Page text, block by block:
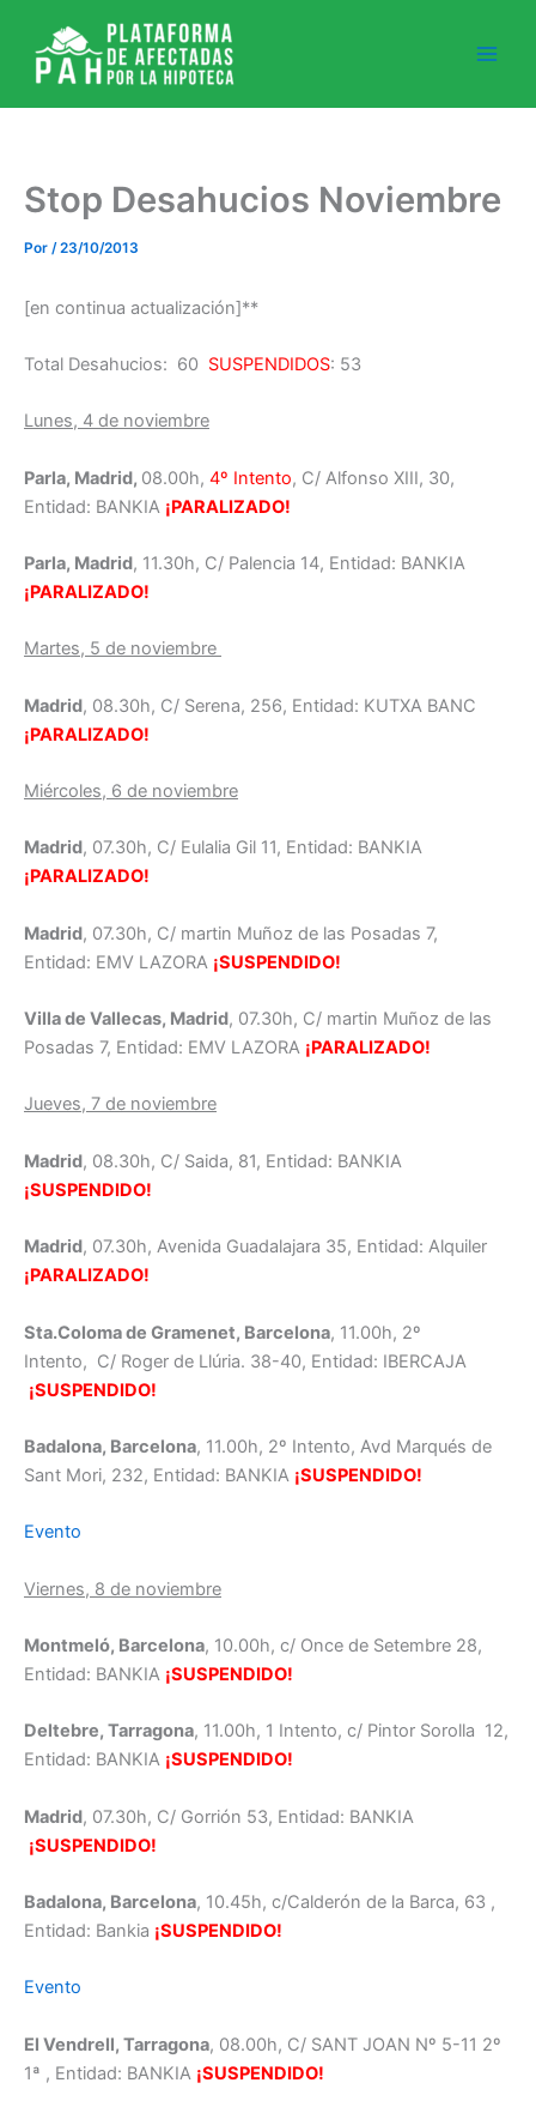
contenido
Stop Desahucios Noviembre
Por /23/10/2013
[en continua actualización]**
Total Desahucios: 60 SUSPENDIDOS: 53
Lunes, 4 de noviembre
Parla, Madrid, 08.00h, 4º Intento, C/ Alfonso XIII, 30,
Entidad: BANKIA ¡PARALIZADO!
Parla, Madrid, 11.30h, C/ Palencia 14, Entidad: BANKIA
¡PARALIZADO!
Martes, 5 de noviembre
Madrid, 08.30h, C/ Serena, 256, Entidad: KUTXA BANC
¡PARALIZADO!
Miércoles, 6 de noviembre
Madrid, 07.30h, C/ Eulalia Gil 11, Entidad: BANKIA
¡PARALIZADO!
Madrid, 07.30h, C/ martin Muñoz de las Posadas 7,
Entidad: EMV LAZORA ¡SUSPENDIDO!
Villa de Vallecas, Madrid, 07.30h, C/ martin Muñoz de las
Posadas 7, Entidad: EMV LAZORA ¡PARALIZADO!
Jueves, 7 de noviembre
Madrid, 08.30h, C/ Saida, 81, Entidad: BANKIA
¡SUSPENDIDO!
Madrid, 07.30h, Avenida Guadalajara 35, Entidad: Alquiler
¡PARALIZADO!
Sta.Coloma de Gramenet, Barcelona, 11.00h, 2º
Intento, C/ Roger de Llúria. 38-40, Entidad: IBERCAJA
¡SUSPENDIDO!
Badalona, Barcelona, 11.00h, 2º Intento, Avd Marqués de
Sant Mori, 232, Entidad: BANKIA ¡SUSPENDIDO!
Evento
Viernes, 8 de noviembre
Montmeló, Barcelona, 10.00h, c/ Once de Setembre 28,
Entidad: BANKIA ¡SUSPENDIDO!
Deltebre, Tarragona, 11.00h, 1 Intento, c/ Pintor Sorolla 12,
Entidad: BANKIA ¡SUSPENDIDO!
Madrid, 07.30h, C/ Gorrión 53, Entidad: BANKIA
¡SUSPENDIDO!
Badalona, Barcelona, 10.45h, c/Calderón de la Barca, 63 ,
Entidad: Bankia ¡SUSPENDIDO!
Evento
El Vendrell, Tarragona, 08.00h, C/ SANT JOAN Nº 5-11 2º
1ª , Entidad: BANKIA ¡SUSPENDIDO!